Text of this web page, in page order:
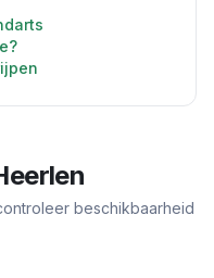
beschikbaarheid